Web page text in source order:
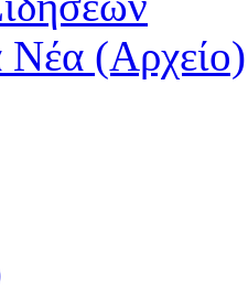
Νέα (Αρχείο)